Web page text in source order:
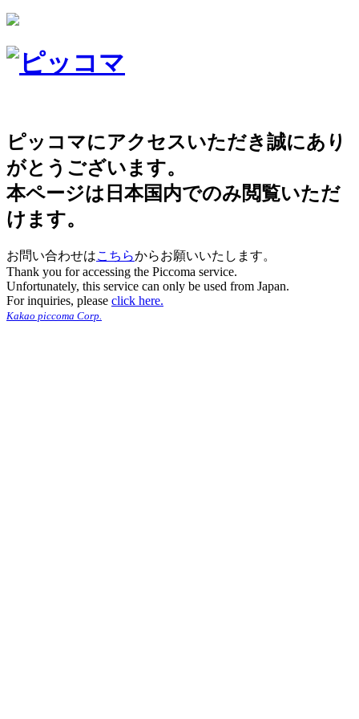
ピッコマにアクセスいただき誠にあり
がとうございます。
本ページは日本国内でのみ閲覧いただ
けます。
お問い合わせはこちらからお願いいたします。
Thank you for accessing the Piccoma service.
Unfortunately, this service can only be used from Japan.
For inquiries, please click here.
Kakao piccoma Corp.